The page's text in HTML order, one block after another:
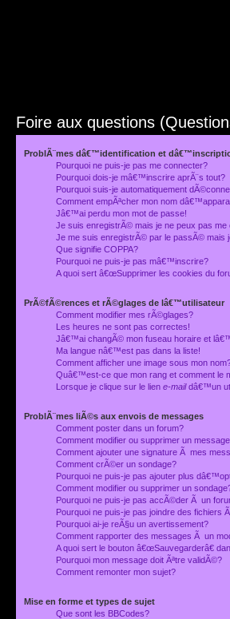
Foire aux questions
ProblÃ¨mes dâ€™identification et
Pourquoi ne puis-je pas me connecter?
Pourquoi dois-je mâ€™inscrire aprÃ¨s tout?
Pourquoi suis-je automatiquement
Comment empÃªcher mon nom
Jâ€™ai perdu mon mot de passe!
Je suis enregistrÃ© mais je ne peux pas me
Je me suis enregistrÃ© par le passÃ© mais
Que signifie COPPA?
Pourquoi ne puis-je pas mâ€™inscrire?
A quoi sert â€œSupprimer les cookies du
PrÃ©fÃ©rences et rÃ©glages de lâ€™utilisateur
Comment modifier mes rÃ©glages?
Les heures ne sont pas correctes!
Jâ€™ai changÃ© mon fuseau horaire et
Ma langue nâ€™est pas dans la liste!
Comment afficher une image sous mon
Quâ€™est-ce que mon rang et comment le
Lorsque je clique sur le lien e-maildâ€™un
ProblÃ¨mes liÃ©s aux envois de messages
Comment poster dans un forum?
Comment modifier ou supprimer un
Comment ajouter une signature Ã mes
Comment crÃ©er un sondage?
Pourquoi ne puis-je pas ajouter plus
Comment modifier ou supprimer un
Pourquoi ne puis-je pas accÃ©der Ã un
Pourquoi ne puis-je pas joindre des fichiers
Pourquoi ai-je reÃ§u un avertissement?
Comment rapporter des messages Ã un
A quoi sert le bouton â€œSauvegarderâ€
Pourquoi mon message doit Ãªtre validÃ©?
Comment remonter mon sujet?
Mise en forme et types de sujet
Que sont les BBCodes?